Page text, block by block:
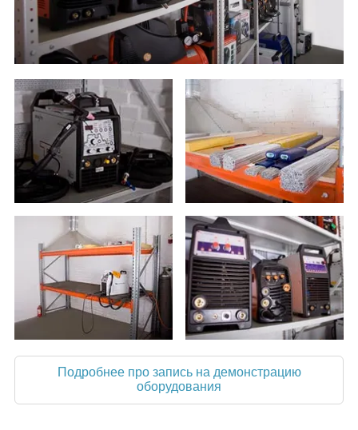
Подробнее про запись на демонстрацию
оборудования